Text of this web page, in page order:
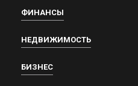
ФИНАНСЫ
НЕДВИЖИМОСТЬ
БИЗНЕС